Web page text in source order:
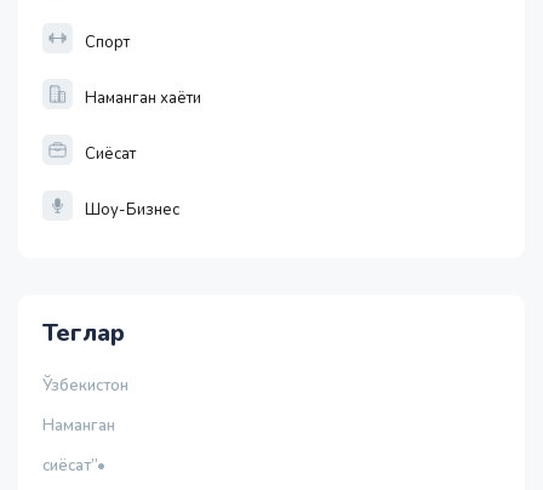
Спорт
Наманган хаёти
Сиёсат
Шоу-Бизнес
Теглар
Ўзбекистон
Наманган
сиёсат”•